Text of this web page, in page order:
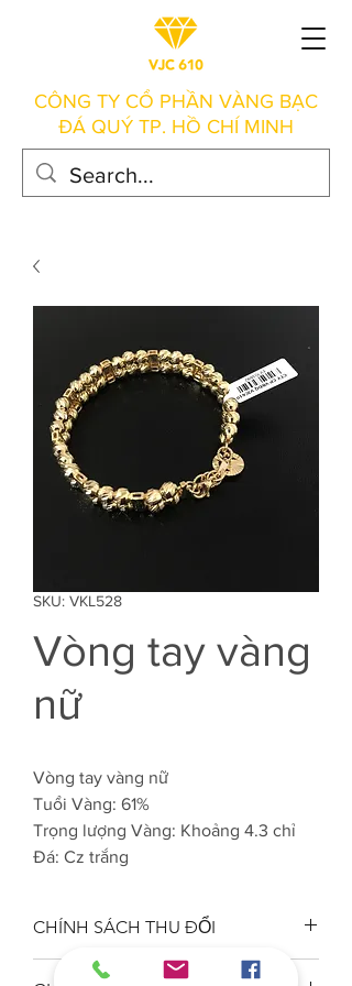
CÔNG TY CỔ PHẦN VÀNG BẠC
ĐÁ QUÝ TP. HỒ CHÍ MINH
SKU: VKL528
Vòng tay vàng
nữ
Vòng tay vàng nữ
Tuổi Vàng: 61%
Trọng lượng Vàng: Khoảng 4.3 chỉ
Đá: Cz trắng
CHÍNH SÁCH THU ĐỔI
Công ty VJC 610 đảm bảo chất